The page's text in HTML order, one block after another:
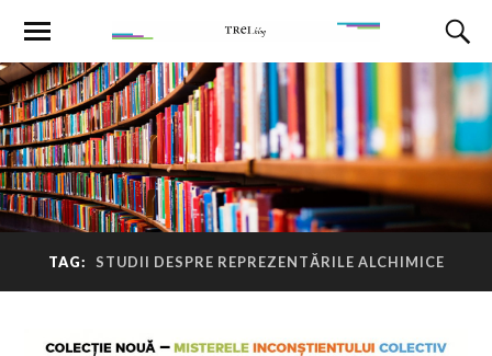
TAG: STUDII DESPRE REPREZENTĂRILE ALCHIMICE